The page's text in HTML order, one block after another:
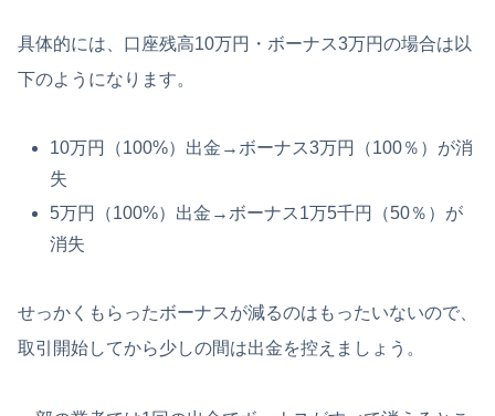
具体的には、口座残高10万円・ボーナス3万円の場合は以
下のようになります。
10万円（100%）出金→ボーナス3万円（100％）が消
失
5万円（100%）出金→ボーナス1万5千円（50％）が
消失
せっかくもらったボーナスが減るのはもったいないので、
取引開始してから少しの間は出金を控えましょう。